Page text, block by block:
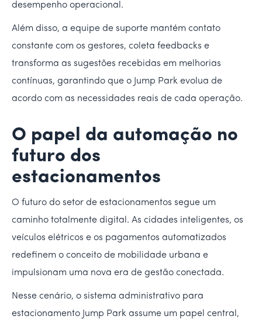
desempenho operacional.
Além disso, a equipe de suporte mantém contato
constante com os gestores, coleta feedbacks e
transforma as sugestões recebidas em melhorias
contínuas, garantindo que o Jump Park evolua de
acordo com as necessidades reais de cada operação.
O papel da automação no
futuro dos
estacionamentos
O futuro do setor de estacionamentos segue um
caminho totalmente digital. As cidades inteligentes, os
veículos elétricos e os pagamentos automatizados
redefinem o conceito de mobilidade urbana e
impulsionam uma nova era de gestão conectada.
Nesse cenário, o sistema administrativo para
estacionamento Jump Park assume um papel central,